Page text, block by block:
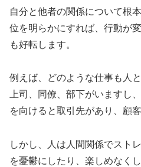
自分と他者の関係について根
位を明らかにすれば、行動が
も好転します。
例えば、どのような仕事も人
上司、同僚、部下がいますし
を向けると取引先があり、顧客
しかし、人は人間関係でスト
を憂鬱にしたり、楽しめなく